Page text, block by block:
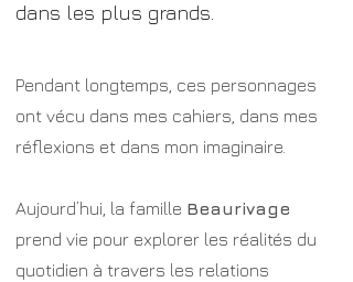
dans les plus grands.
Pendant longtemps, ces personnages
ont vécu dans mes cahiers, dans mes
réflexions et dans mon imaginaire.
Aujourd’hui, la famille Beaurivage
prend vie pour explorer les réalités du
quotidien à travers les relations